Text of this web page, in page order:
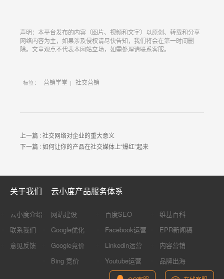
声明：本平台发布的内容（图片、视频和文字）以原创、转载和分享
网络内容为主，如果涉及侵权请尽快告知，我们将会在第一时间删
除。文章观点不代表本网站立场，如需处理请联系客服。
标签： 营销学堂 | 社交营销
上一篇 :社交网络对企业的重大意义
下一篇 :如何让你的产品在社交媒体上“爆红”起来
关于我们
云小度介绍
联系我们
意见反馈
云小度产品服务体系
网站建设 百度SEO
维基百科
Google优化
Facebook运营
EPR新闻稿
Google竞价
Linkedin运营
内容营销
Bing 竞价
Youtube运营 品牌出海